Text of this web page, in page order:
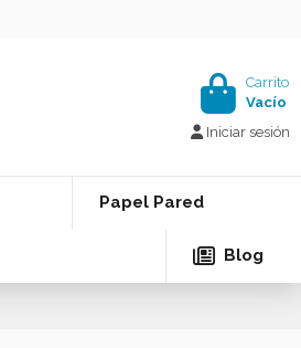
Carrito
Vacío
Iniciar sesión
Papel Pared
Blog